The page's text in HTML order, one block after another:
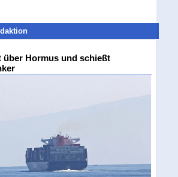
über Hormus und schießt